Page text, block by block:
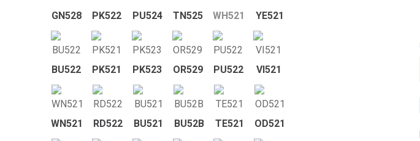
GN528 PK522 PU524 TN525 WH521 YE521
BU522 PK521 PK523 OR529 PU522 VI521
WN521 RD522 BU521 BU52B TE521 OD521